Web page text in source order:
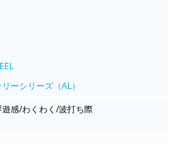
ーシリーズ（AL）
感/わくわく/波打ち際